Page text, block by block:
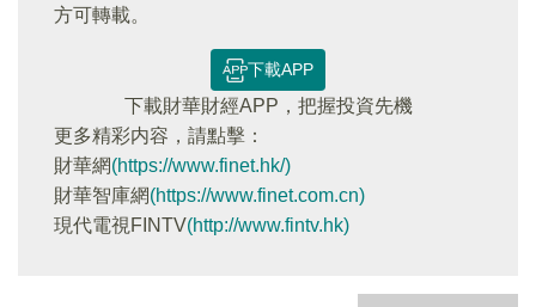
方可轉載。
下載APP
下載財華財經APP，把握投資先機
更多精彩内容，請點擊：
財華網(https://www.finet.hk/)
財華智庫網(https://www.finet.com.cn)
現代電視FINTV(http://www.fintv.hk)